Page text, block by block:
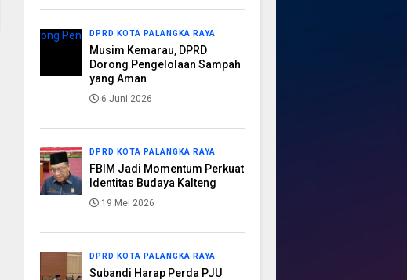
DPRD KOTA PALANGKA RAYA
Musim Kemarau, DPRD
Dorong Pengelolaan Sampah
yang Aman
6 Juni 2026
DPRD KOTA PALANGKA RAYA
FBIM Jadi Momentum Perkuat
Identitas Budaya Kalteng
19 Mei 2026
DPRD KOTA PALANGKA RAYA
Subandi Harap Perda PJU